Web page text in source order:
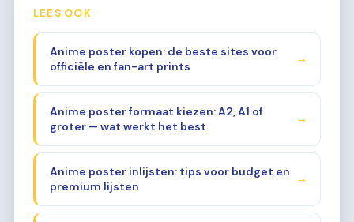
LEES OOK
Anime poster kopen: de beste sites voor
officiële en fan-art prints
→
Anime poster formaat kiezen: A2, A1 of
groter — wat werkt het best
→
Anime poster inlijsten: tips voor budget en
premium lijsten
→